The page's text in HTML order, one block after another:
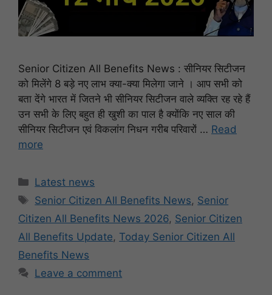
Senior Citizen All Benefits News : सीनियर सिटीजन
को मिलेंगे 8 बड़े नए लाभ क्या-क्या मिलेगा जाने । आप सभी को
बता देंगे भारत में जितने भी सीनियर सिटीजन वाले व्यक्ति रह रहे हैं
उन सभी के लिए बहुत ही खुशी का पाल है क्योंकि नए साल की
सीनियर सिटीजन एवं विकलांग निधन गरीब परिवारों … Read
more
Categories
Latest news
Tags
Senior Citizen All Benefits News, Senior
Citizen All Benefits News 2026, Senior Citizen
All Benefits Update, Today Senior Citizen All
Benefits News
Leave a comment